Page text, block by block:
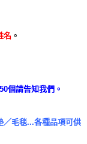
名 。
個請告知我們。
／毛毯...各種品項可供